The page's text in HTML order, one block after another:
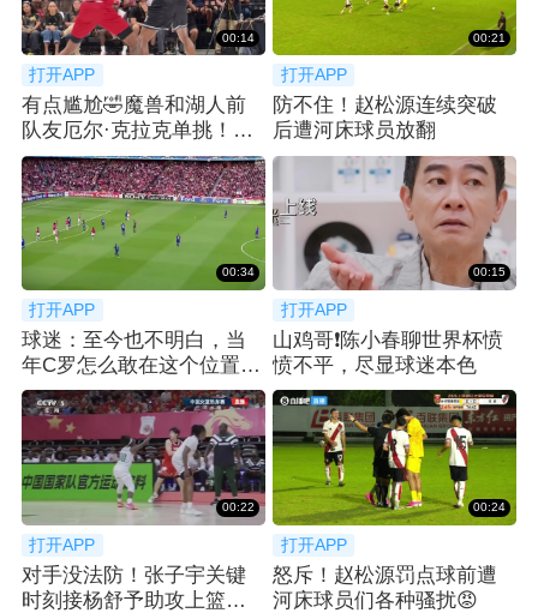
00:14
打开APP
有点尴尬🤣魔兽和湖人前
队友厄尔·克拉克单挑！吃
了个大帽！
00:21
打开APP
防不住！赵松源连续突破
后遭河床球员放翻
00:34
打开APP
球迷：至今也不明白，当
年C罗怎么敢在这个位置直
接射门
00:15
打开APP
山鸡哥❗️陈小春聊世界杯愤
愤不平，尽显球迷本色
00:22
打开APP
对手没法防！张子宇关键
时刻接杨舒予助攻上篮打
00:24
打开APP
怒斥！赵松源罚点球前遭
河床球员们各种骚扰😡